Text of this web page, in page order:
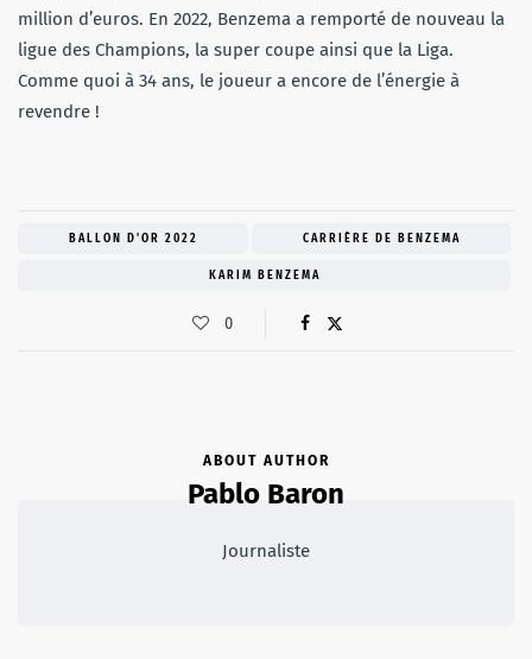
million d’euros. En 2022, Benzema a remporté de nouveau la
ligue des Champions, la super coupe ainsi que la Liga.
Comme quoi à 34 ans, le joueur a encore de l’énergie à
revendre !
BALLON D'OR 2022 CARRIÈRE DE BENZEMA
KARIM BENZEMA
0
ABOUT AUTHOR
Pablo Baron
Journaliste